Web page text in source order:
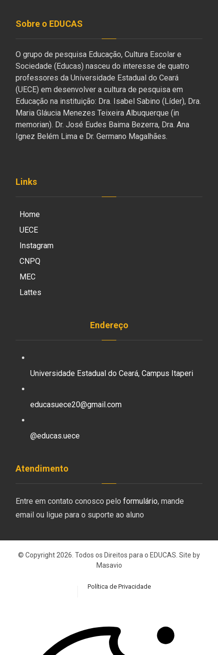
Sobre o EDUCAS
O grupo de pesquisa Educação, Cultura Escolar e
Sociedade (Educas) nasceu do interesse de quatro
professores da Universidade Estadual do Ceará
(UECE) em desenvolver a cultura de pesquisa em
Educação na instituição: Dra. Isabel Sabino (Líder), Dra.
Maria Gláucia Menezes Teixeira Albuquerque (in
memorian). Dr. José Eudes Baima Bezerra, Dra. Ana
Ignez Belém Lima e Dr. Germano Magalhães.
Links
Home
UECE
Instagram
CNPQ
MEC
Lattes
Endereço
Universidade Estadual do Ceará, Campus Itaperi
educasuece20@gmail.com
@educas.uece
Atendimento
Entre em contato conosco peloformulário, mande
email ou ligue para o suporte ao aluno
© Copyright 2026. Todos os Direitos para o EDUCAS. Site by
Masavio
Política de Privacidade